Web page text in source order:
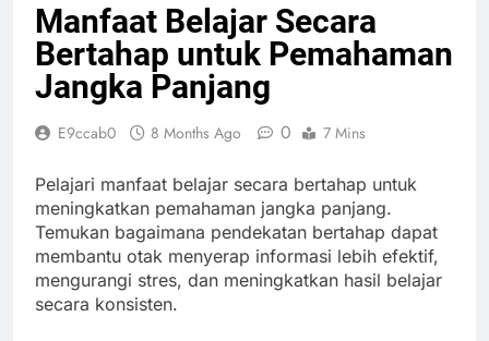
Manfaat Belajar Secara
Bertahap untuk Pemahaman
Jangka Panjang
E9ccab0 8 Months Ago 0 7 Mins
Pelajari manfaat belajar secara bertahap untuk
meningkatkan pemahaman jangka panjang.
Temukan bagaimana pendekatan bertahap dapat
membantu otak menyerap informasi lebih efektif,
mengurangi stres, dan meningkatkan hasil belajar
secara konsisten.